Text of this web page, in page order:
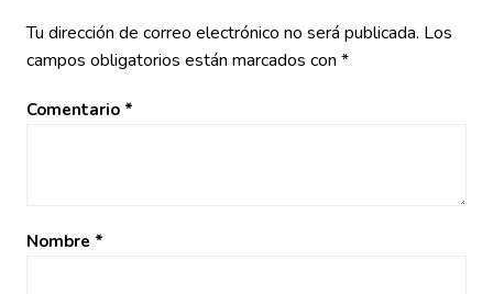
Tu dirección de correo electrónico no será publicada. Los
campos obligatorios están marcados con *
Comentario *
Nombre *